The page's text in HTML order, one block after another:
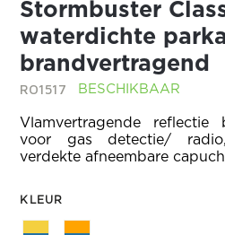
Stormbuster
waterdichte
brandvertragend
RO1517 BESCHIKBAAR
Vlamvertragende reflectie
voor gas detectie/
verdekte afneembare
KLEUR